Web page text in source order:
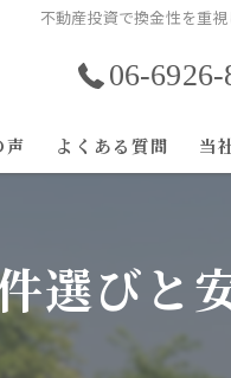
不動産投資で換金性を重
06-6926-
声 よくある質問 当
初
選びと